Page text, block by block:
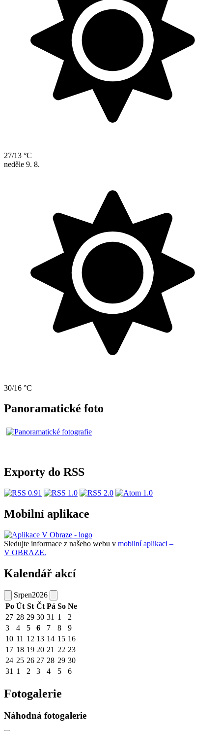
27/13 °C
neděle 9. 8.
30/16 °C
Panoramatické foto
Exporty do RSS
Mobilní aplikace
Sledujte informace z našeho webu v mobilní aplikaci –
V OBRAZE.
Kalendář akcí
Srpen2026
Po Út St Čt Pá So Ne
27 28 29 30 31 1
2
3
4 5 6 7 8
9
10 11 12 13 14 15 16
17 18 19 20 21 22 23
24 25 26 27 28 29 30
31 1 2 3 4 5 6
Fotogalerie
Náhodná fotogalerie